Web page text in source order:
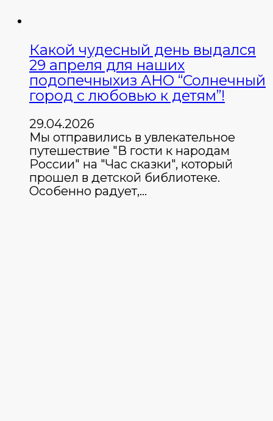
Какой чудесный день выдался
29 апреля для наших
подопечныхиз АНО “Солнечный
город с любовью к детям”!
29.04.2026
Мы отправились в увлекательное
путешествие "В гости к народам
России" на "Час сказки", который
прошел в детской библиотеке.
Особенно радует,…